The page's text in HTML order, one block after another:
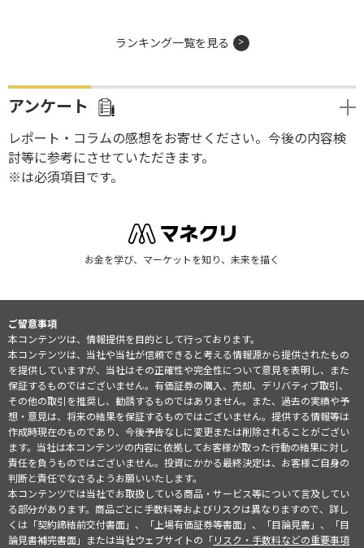
ランキング一覧を見る
アンケート
レポート・コラムの感想をお寄せください。今後の内容検
討等に参考にさせていただきます。
※は必須項目です。
お金を学び、マーケットを知り、未来を描く
ご留意事項
本コンテンツは、情報提供を目的として行っております。
本コンテンツは、当社や当社が信頼できると考える情報源から提供されたもの
を提供していますが、当社はその正確性や完全性について意見を表明し、また
保証するものではございません。有価証券の購入、売却、デリバティブ取引、
その他の取引を推奨し、勧誘するものではありません。また、過去の実績や予
想・意見は、将来の結果を保証するものではございません。提供する情報等は
作成時現在のものであり、今後予告なしに変更または削除されることがござい
ます。当社は本コンテンツの内容に依拠してお客様が取った行動の結果に対し
責任を負うものではございません。投資にかかる最終決定は、お客様ご自身の
判断と責任でなさるようお願いいたします。
本コンテンツでは当社でお取扱している商品・サービス等について言及してい
る部分があります。商品ごとに手数料等およびリスクは異なりますので、詳し
くは「契約締結前交付書面」、「上場有価証券等書面」、「目論見書」、「目
論見書補完書面」または当社ウェブサイトの「リスク・手数料などの重要事項